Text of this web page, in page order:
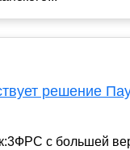
решение
с большей